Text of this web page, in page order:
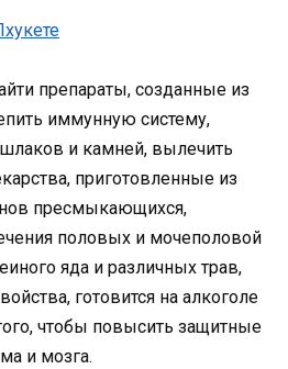
препараты, созданные из
иммунную систему,
и камней, вылечить
приготовленные из
пресмыкающихся,
половых и мочеполовой
яда и различных трав,
готовится на алкоголе
чтобы повысить защитные
и мозга.